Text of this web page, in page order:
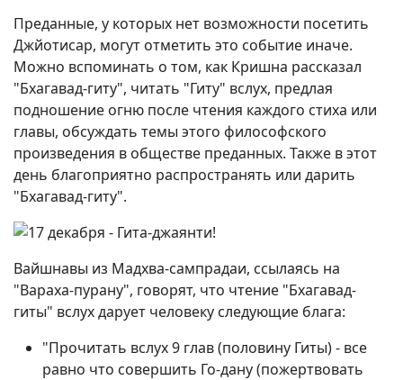
Преданные, у которых нет возможности посетить
Джйотисар, могут отметить это событие иначе.
Можно вспоминать о том, как Кришна рассказал
"Бхагавад-гиту", читать "Гиту" вслух, предлая
подношение огню после чтения каждого стиха или
главы, обсуждать темы этого философского
произведения в обществе преданных. Также в этот
день благоприятно распространять или дарить
"Бхагавад-гиту".
Вайшнавы из Мадхва-сампрадаи, ссылаясь на
"Вараха-пурану", говорят, что чтение "Бхагавад-
гиты" вслух дарует человеку следующие блага:
"Прочитать вслух 9 глав (половину Гиты) - все
равно что совершить Го-дану (пожертвовать